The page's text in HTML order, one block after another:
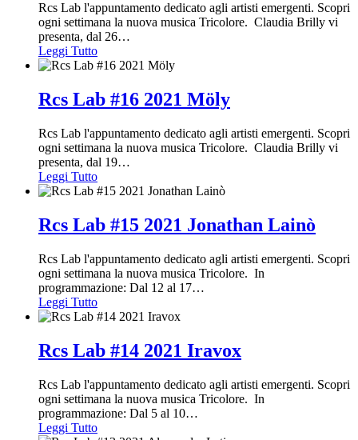
Rcs Lab l'appuntamento dedicato agli artisti emergenti. Scopri
ogni settimana la nuova musica Tricolore. Claudia Brilly vi
presenta, dal 26…
Leggi Tutto
Rcs Lab #16 2021 Möly
Rcs Lab l'appuntamento dedicato agli artisti emergenti. Scopri
ogni settimana la nuova musica Tricolore. Claudia Brilly vi
presenta, dal 19…
Leggi Tutto
Rcs Lab #15 2021 Jonathan Lainò
Rcs Lab l'appuntamento dedicato agli artisti emergenti. Scopri
ogni settimana la nuova musica Tricolore. In
programmazione: Dal 12 al 17…
Leggi Tutto
Rcs Lab #14 2021 Iravox
Rcs Lab l'appuntamento dedicato agli artisti emergenti. Scopri
ogni settimana la nuova musica Tricolore. In
programmazione: Dal 5 al 10…
Leggi Tutto